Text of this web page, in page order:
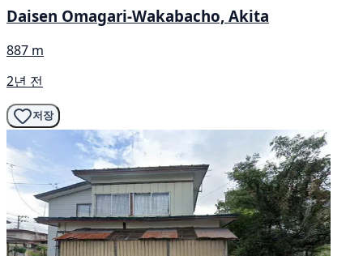
Daisen Omagari-Wakabacho, Akita
887 m
2년 전
저장